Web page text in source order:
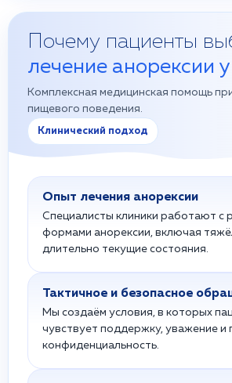
Почему пациенты
лечение анорексии
Комплексная медицинская помощь
пищевого поведения.
Клинический подход
Опыт лечения анорексии
Специалисты клиники работают с
формами анорексии, включая
длительно текущие состояния.
Тактичное и безопасное
Мы создаём условия, в которых
чувствует поддержку, уважение и
конфиденциальность.